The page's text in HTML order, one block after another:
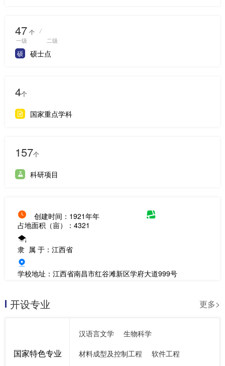
47 个
一级
/
二级
硕 硕士点
4个
国家重点学科
157个
科研项目
创建时间：1921年年
占地面积（亩）：4321
隶 属 于：江西省
学校地址：江西省南昌市红谷滩新区学府大道999号
开设专业 更多>
国家特色专业
汉语言文学
生物科学
材料成型及控制工程
软件工程